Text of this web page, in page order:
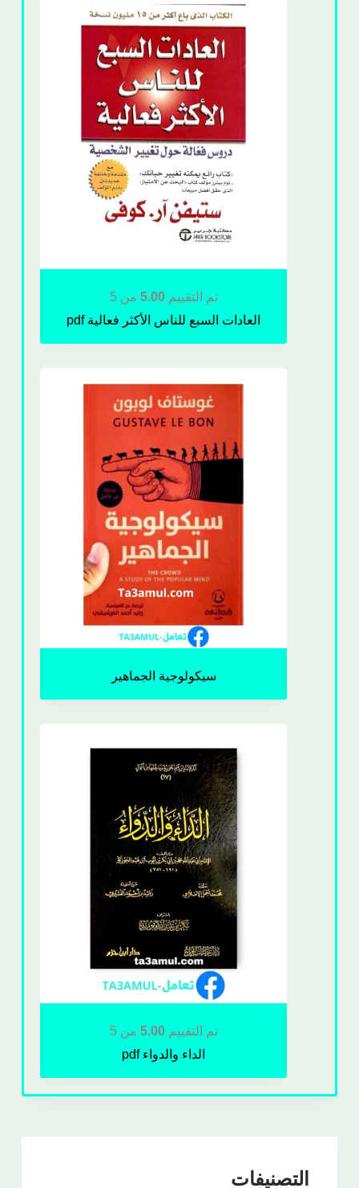
تم التقييم5.00 من 5
العادات السبع للناس الأكثر فعالية pdf
سيكولوجية الجماهير
تم التقييم5.00 من 5
الداء والدواء pdf
التصنيفات